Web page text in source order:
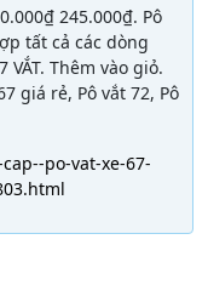
245.000₫. Pô
tất cả các dòng
VẮT. Thêm vào giỏ.
giá rẻ, Pô vắt 72, Pô
po-vat-xe-67-